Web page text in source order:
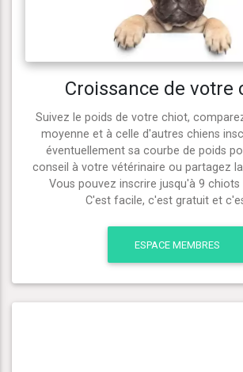
Croissance de votre
Suivez le poids de votre chiot,
moyenne et à celle d'autres chiens
éventuellement sa courbe de poids
conseil à votre vétérinaire ou partagez
Vous pouvez inscrire jusqu'à 9
C'est facile, c'est gratuit et
ESPACE MEMBRES